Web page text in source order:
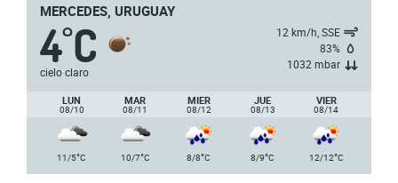
MERCEDES, URUGUAY
4°C
cielo claro
12 km/h, SSE
83%
1032 mbar
LUN
08/10
MAR
08/11
MIER
08/12
JUE
08/13
VIER
08/14
11/5°C 10/7°C 8/8°C 8/9°C 12/12°C